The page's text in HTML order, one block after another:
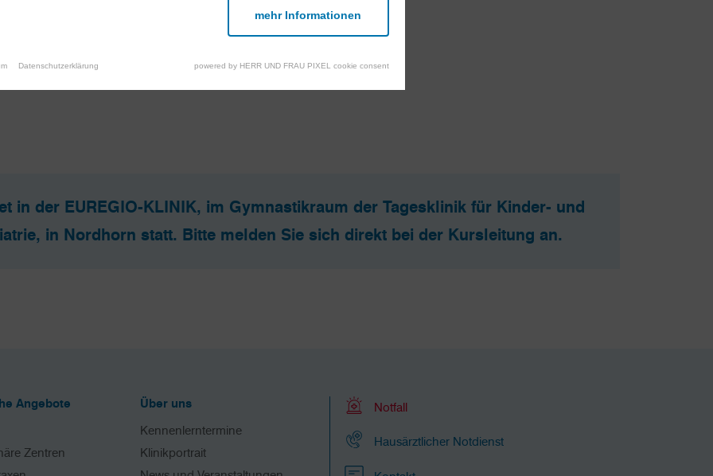
übernommen.
in der EUREGIO-KLINIK, im Gymnastikraum der Tagesklinik für Kinder- und
in Nordhorn statt. Bitte melden Sie sich direkt bei der Kursleitung an.
Angebote
Zentren
Über uns
Kennenlerntermine
Klinikportrait
Notfall
Hausärztlicher Notdienst
mehr Informationen
Datenschutzerklärung powered by HERR UND FRAU PIXEL cookie consent